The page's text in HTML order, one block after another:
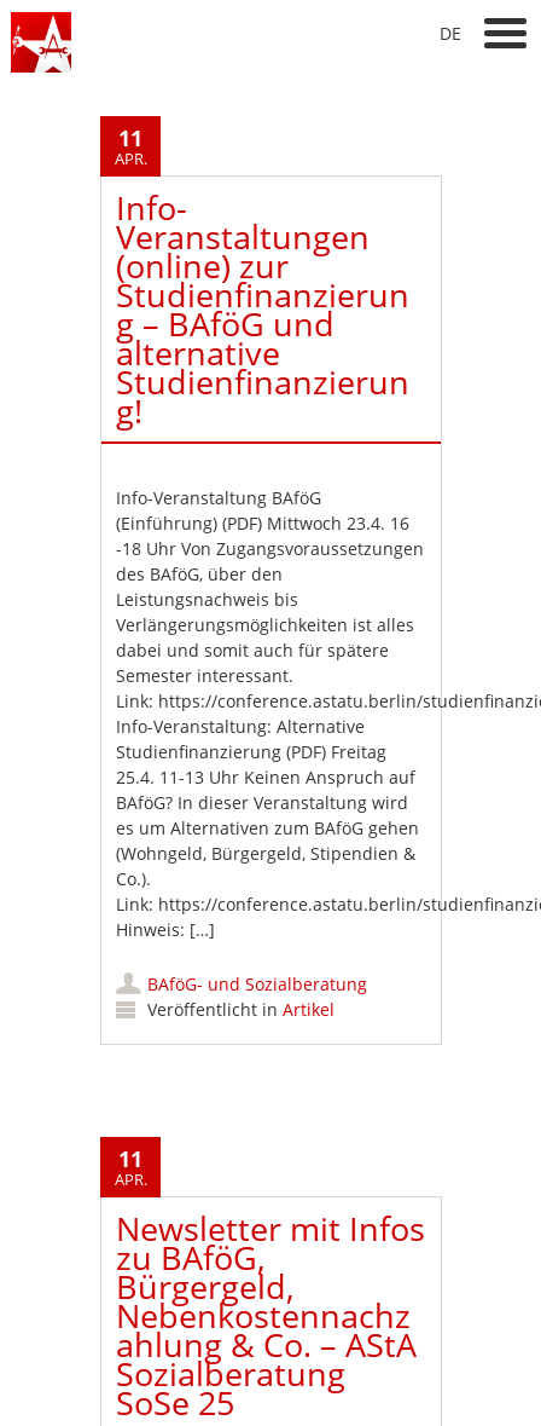
DE
11
APR.
Info-
Veranstaltungen
(online) zur
Studienfinanzierun
g – BAföG und
alternative
Studienfinanzierun
g!
Info-Veranstaltung BAföG
(Einführung) (PDF) Mittwoch 23.4. 16
-18 Uhr Von Zugangsvoraussetzungen
des BAföG, über den
Leistungsnachweis bis
Verlängerungsmöglichkeiten ist alles
dabei und somit auch für spätere
Semester interessant.
Link: https://conference.astatu.berlin/
Info-Veranstaltung: Alternative
Studienfinanzierung (PDF) Freitag
25.4. 11-13 Uhr Keinen Anspruch auf
BAföG? In dieser Veranstaltung wird
es um Alternativen zum BAföG gehen
(Wohngeld, Bürgergeld, Stipendien &
Co.).
Link: https://conference.astatu.berlin/
Hinweis: […]
BAföG- und Sozialberatung
Veröffentlicht inArtikel
11
APR.
Newsletter mit Infos
zu BAföG,
Bürgergeld,
Nebenkostennachz
ahlung & Co. – AStA
Sozialberatung
SoSe 25